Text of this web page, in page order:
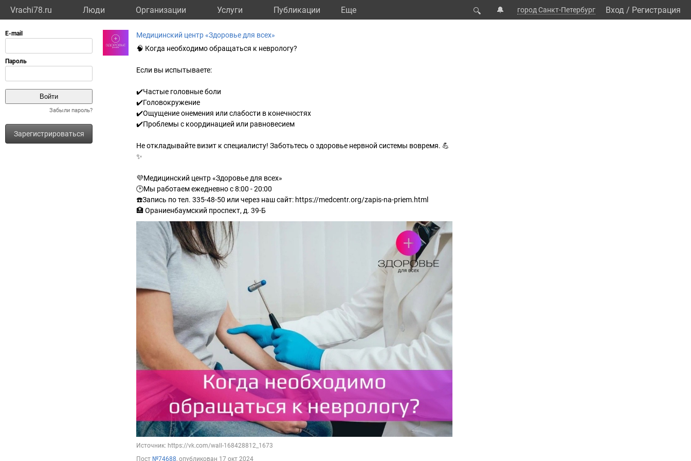
Vrachi78.ru Люди Организации Услуги Публикации Eще 🔍 🔔 город Санкт-Петербург Вход / Регистрация
Забыли пароль?
Зарегистрироваться
Медицинский центр «Здоровье для всех»
🧠 Когда необходимо обращаться к неврологу?
Если вы испытываете:
✔️Частые головные боли
✔️Головокружение
✔️Ощущение онемения или слабости в конечностях
✔️Проблемы с координацией или равновесием
Не откладывайте визит к специалисту! Заботьтесь о здоровье нервной системы вовремя. 💪
✨
💜Медицинский центр «Здоровье для всех»
🕑Мы работаем ежедневно с 8:00 - 20:00
☎️Запись по тел. 335-48-50 или через наш сайт: https://medcentr.org/zapis-na-priem.html
🏥 Ораниенбаумский проспект, д. 39-Б
Источник: https://vk.com/wall-168428812_1673
Пост №74688, опубликован 17 окт 2024